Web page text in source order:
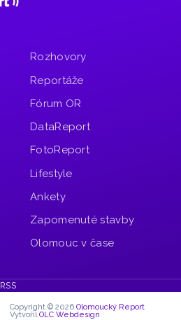
Rozhovory
Reportáže
Fórum OR
DataReport
FotoReport
Lifestyle
Ankety
Zapomenuté stavby
Olomouc v čase
RSS
Copyright © 2026 Olomoucký Report
Vytvořil OLC Webdesign